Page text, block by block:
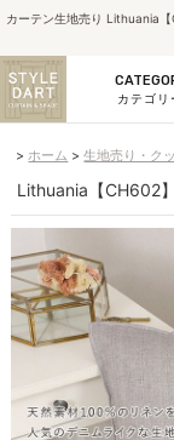
カーテン生地売り Lithuania
カテゴリ
ホーム 生地売り・ク
Lithuania【CH602